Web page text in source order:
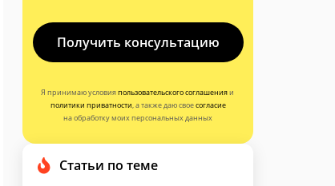
Получить консультацию
Я принимаю условияпользовательского соглашенияи
политики приватности, а также даю своесогласие
на обработку моих персональных данных
Статьи по теме